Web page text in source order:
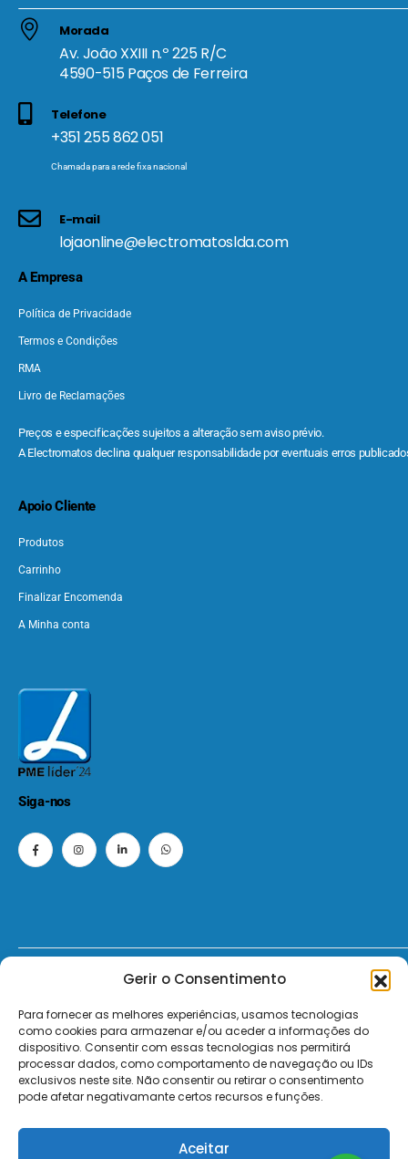
Gerir o Consentimento
Para fornecer as melhores experiências, usamos tecnologias
como cookies para armazenar e/ou aceder a informações do
dispositivo. Consentir com essas tecnologias nos permitirá
processar dados, como comportamento de navegação ou IDs
exclusivos neste site. Não consentir ou retirar o consentimento
pode afetar negativamante certos recursos e funções.
Aceitar
Morada
Av. João XXIII n.º 225 R/C
4590-515 Paços de Ferreira
Telefone
+351 255 862 051
Chamada para a rede fixa nacional
E-mail
lojaonline@electromatoslda.com
A Empresa
Política de Privacidade
Termos e Condições
RMA
Livro de Reclamações
Preços e especificações sujeitos a alteração sem aviso prévio.
A Electromatos declina qualquer responsabilidade por eventuais erros
Apoio Cliente
Produtos
Carrinho
Finalizar Encomenda
A Minha conta
Siga-nos
© 2026 - ElectroMatos - Todos os direitos reservados.
Site by VC.
Pagamentos Seguros MB | MB WAY | Transferência Bancária | Payshop | Visa | Mastercard | Visa